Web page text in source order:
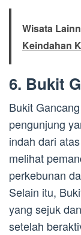
Wisata
Keindahan
6. Bukit
Bukit
pengunjung
indah dari
melihat
perkebunan
Selain itu,
yang sejuk
setelah